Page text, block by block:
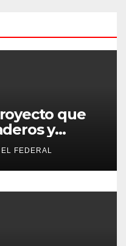
que
y
gatos:
mientras
FEDERAL